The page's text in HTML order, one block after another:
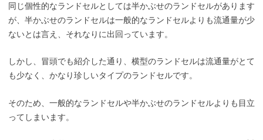
同じ個性的なランドセルとしては半かぶせのランドセルがあります
が、半かぶせのランドセルは一般的なランドセルよりも流通量が少
ないとは言え、それなりに出回っています。
しかし、冒頭でも紹介した通り、横型のランドセルは流通量がとて
も少なく、かなり珍しいタイプのランドセルです。
そのため、一般的なランドセルや半かぶせのランドセルよりも目立
ってしまいます。